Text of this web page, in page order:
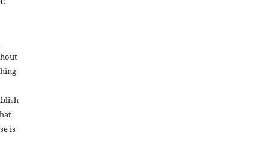
is